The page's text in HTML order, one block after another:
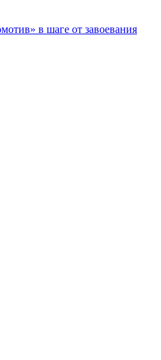
в шаге от завоевания